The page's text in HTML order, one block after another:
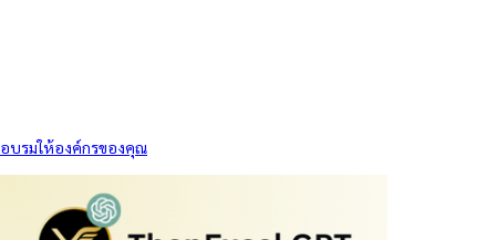
อบรมให้องค์กรของคุณ